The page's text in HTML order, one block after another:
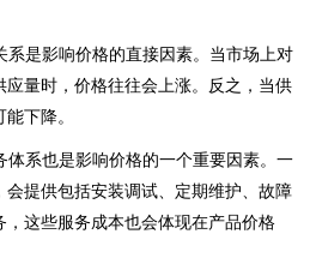
系是影响价格的直接因素。当市场上对
应量时，价格往往会上涨。反之，当供
下降。
体系也是影响价格的一个重要因素。一
提供包括安装调试、定期维护、故障
这些服务成本也会体现在产品价格